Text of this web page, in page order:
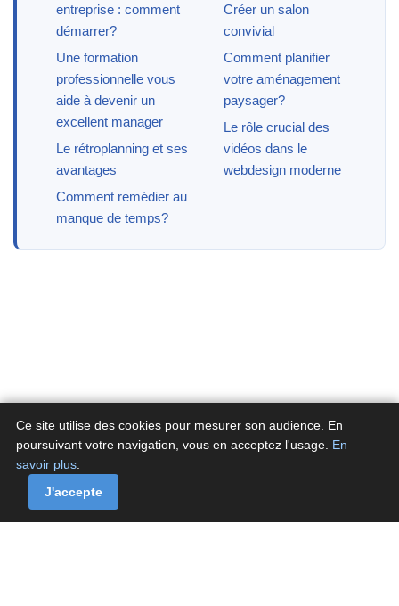
entreprise : comment
démarrer?
Une formation
professionnelle vous
aide à devenir un
excellent manager
Le rétroplanning et ses
avantages
Comment remédier au
manque de temps?
Créer un salon
convivial
Comment planifier
votre aménagement
paysager?
Le rôle crucial des
vidéos dans le
webdesign moderne
A propos
Politique de cookies de Fluxenet.fr
Ce site utilise des cookies pour mesurer son audience. En
poursuivant votre navigation, vous en acceptez l'usage. En
savoir plus
J'accepte